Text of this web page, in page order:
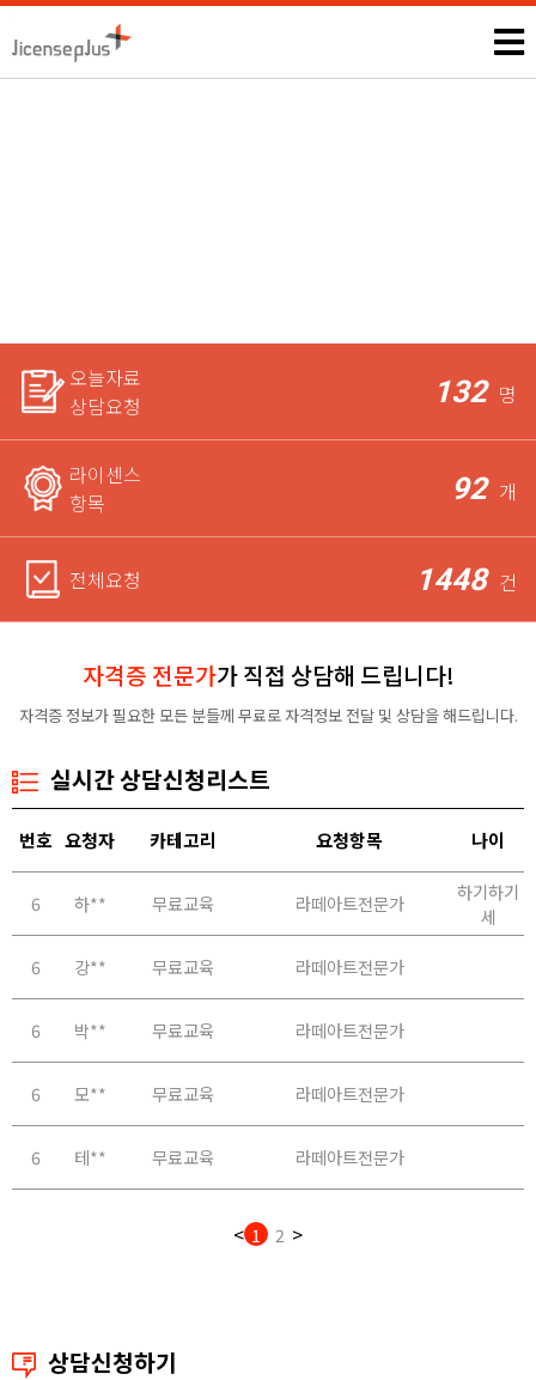
오늘자료
상담요청
132 명
라이센스
항목
92 개
전체요청 1448 건
자격증 전문가가 직접 상담해 드립니다!
자격증 정보가 필요한 모든 분들께 무료로 자격정보 전달 및 상담을 해드립니다.